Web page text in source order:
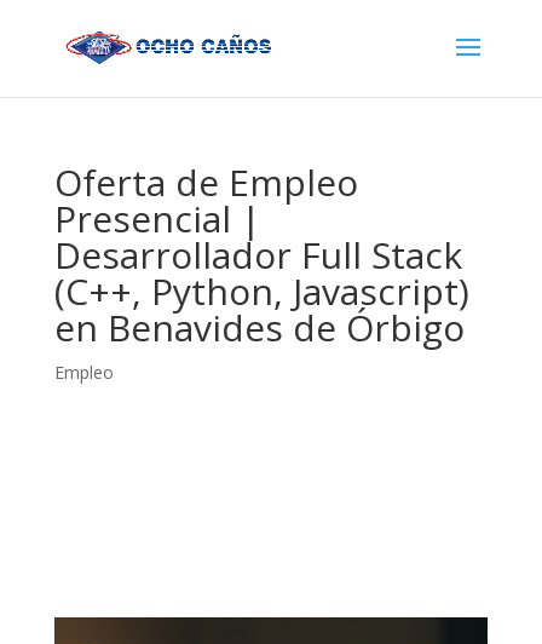
Oferta de Empleo
Presencial |
Desarrollador Full Stack
(C++, Python, Javascript)
en Benavides de Órbigo
Empleo